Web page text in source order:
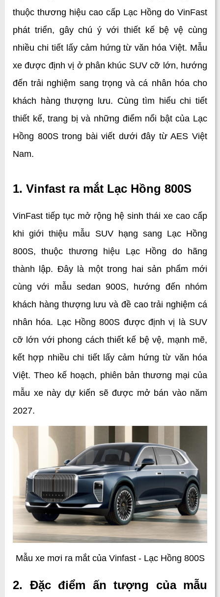
thuộc thương hiệu cao cấp Lạc Hồng do VinFast
phát triển, gây chú ý với thiết kế bệ vệ cùng
nhiều chi tiết lấy cảm hứng từ văn hóa Việt. Mẫu
xe được định vị ở phân khúc SUV cỡ lớn, hướng
đến trải nghiệm sang trọng và cá nhân hóa cho
khách hàng thượng lưu. Cùng tìm hiểu chi tiết
thiết kế, trang bị và những điểm nổi bật của Lạc
Hồng 800S trong bài viết dưới đây từ AES Việt
Nam.
1. Vinfast ra mắt Lạc Hồng 800S
VinFast tiếp tục mở rộng hệ sinh thái xe cao cấp
khi giới thiệu mẫu SUV hạng sang Lạc Hồng
800S, thuộc thương hiệu Lạc Hồng do hãng
thành lập. Đây là một trong hai sản phẩm mới
cùng với mẫu sedan 900S, hướng đến nhóm
khách hàng thượng lưu và đề cao trải nghiệm cá
nhân hóa. Lạc Hồng 800S được định vị là SUV
cỡ lớn với phong cách thiết kế bệ vệ, mạnh mẽ,
kết hợp nhiều chi tiết lấy cảm hứng từ văn hóa
Việt. Theo kế hoạch, phiên bản thương mại của
mẫu xe này dự kiến sẽ được mở bán vào năm
2027.
Mẫu xe mơi ra mắt của Vinfast - Lạc Hồng 800S
2. Đặc điểm ấn tượng của mẫu